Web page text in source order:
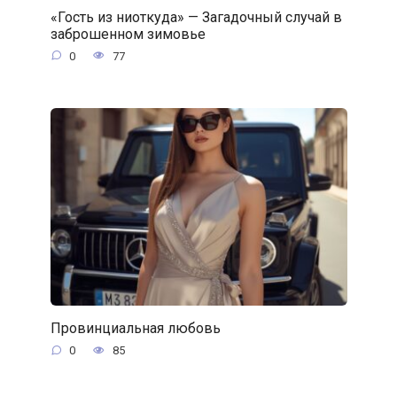
«Гость из ниоткуда» — Загадочный случай в
заброшенном зимовье
0 77
Провинциальная любовь
0 85